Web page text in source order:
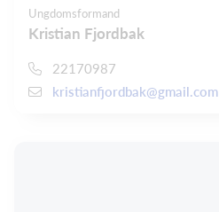
Ungdomsformand
Kristian Fjordbak
22170987
kristianfjordbak@gmail.com